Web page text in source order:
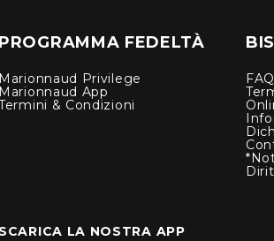
PROGRAMMA FEDELTÀ
Marionnaud Privilege
Marionnaud App
& Condizioni
SCARICA LA NOSTRA APP